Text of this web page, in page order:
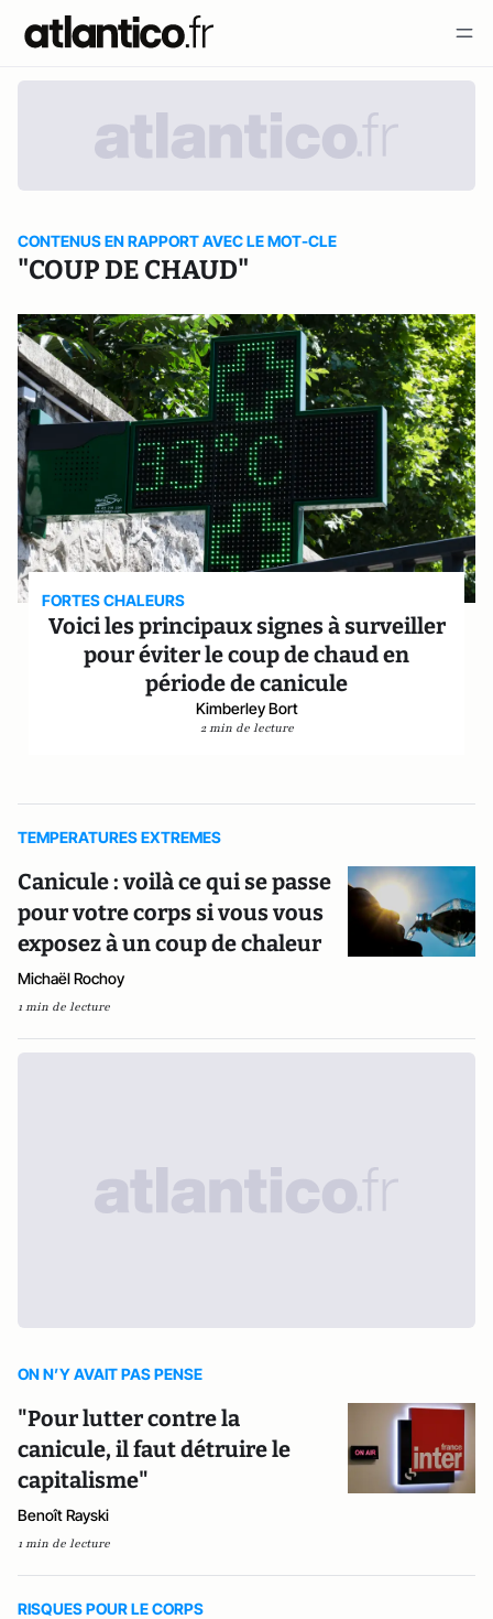
CONTENUS EN RAPPORT AVEC LE MOT-CLE
"COUP DE CHAUD"
FORTES CHALEURS
Voici les principaux signes à surveiller
pour éviter le coup de chaud en
période de canicule
Kimberley Bort
2 min de lecture
TEMPERATURES EXTREMES
Canicule : voilà ce qui se passe
pour votre corps si vous vous
exposez à un coup de chaleur
Michaël Rochoy
1 min de lecture
ON N’Y AVAIT PAS PENSE
"Pour lutter contre la
canicule, il faut détruire le
capitalisme"
Benoît Rayski
1 min de lecture
RISQUES POUR LE CORPS